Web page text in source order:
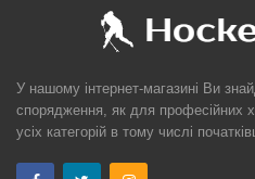
У нашому інтернет-магазині Ви
спорядження, як для професійних
усіх категорій в тому числі